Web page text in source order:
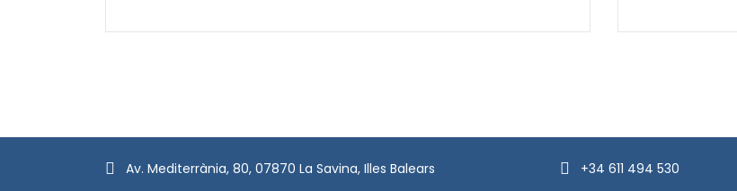
Av. Mediterrània, 80, 07870 La Savina, Illes Balears +34 611 494 530